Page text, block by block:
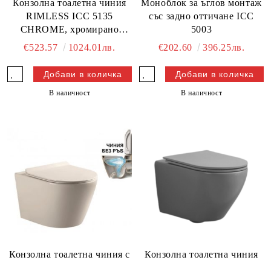
Конзолна тоалетна чиния
RIMLESS ICC 5135
CHROME, хромирано
покритие
€523.57 1024.01лв.
В наличност
Моноблок за ъглов монтаж
със задно оттичане ICC
5003
€202.60
396.25лв.
В наличност
Конзолна тоалетна чиния с
Конзолна тоалетна чиния